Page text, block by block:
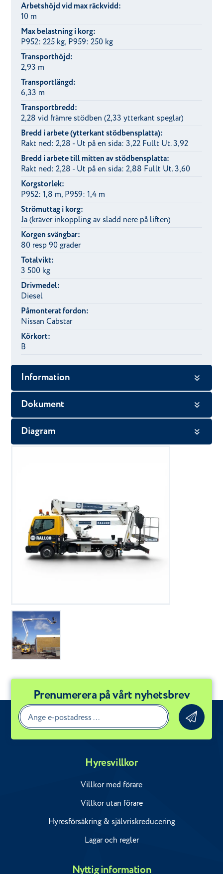
Arbetshöjd vid max räckvidd:
10 m
Max belastning i korg:
P952: 225 kg, P959: 250 kg
Transporthöjd:
2,93 m
Transportlängd:
6,33 m
Transportbredd:
2,28 vid främre stödben (2,33 ytterkant speglar)
Bredd i arbete (ytterkant stödbensplatta):
Rakt ned: 2,28 - Ut på en sida: 3,22 Fullt Ut. 3,92
Bredd i arbete till mitten av stödbensplatta:
Rakt ned: 2,28 - Ut på en sida: 2,88 Fullt Ut. 3,60
Korgstorlek:
P952: 1,8 m, P959: 1,4 m
Strömuttag i korg:
Ja (kräver inkoppling av sladd nere på liften)
Korgen svängbar:
80 resp 90 grader
Totalvikt:
3 500 kg
Drivmedel:
Diesel
Påmonterat fordon:
Nissan Cabstar
Körkort:
B
Information
Dokument
Diagram
Prenumerera på vårt nyhetsbrev
Hyresvillkor
Villkor med förare
Villkor utan förare
Hyresförsäkring & självriskreducering
Lagar och regler
Nyttig information